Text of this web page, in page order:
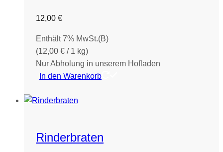
12,00 €
Enthält 7% MwSt.(B)
(12,00 € / 1 kg)
Nur Abholung in unserem Hofladen
In den Warenkorb
Rinderbraten